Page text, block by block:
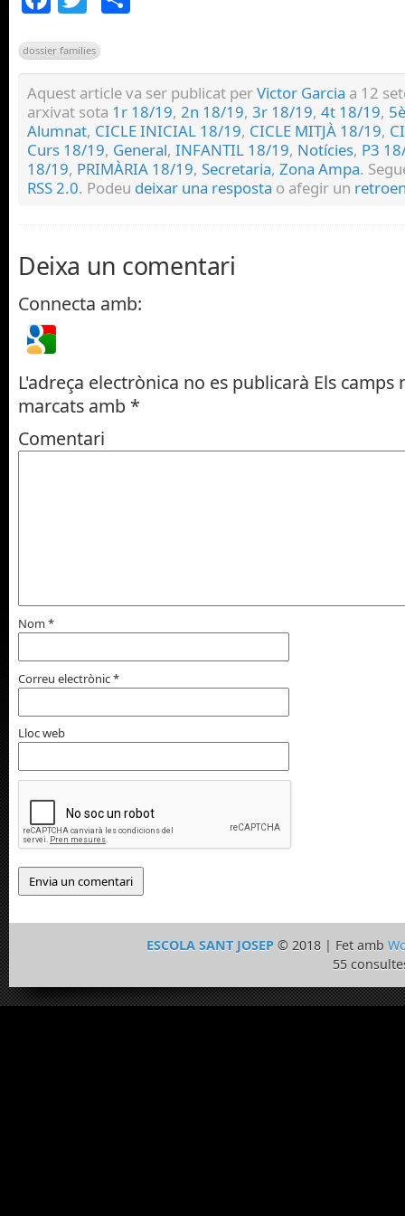
dossier families
Aquest article va ser publicat perVictor Garcia a 12
arxivat sota 1r 18/19, 2n 18/19, 3r 18/19, 4t 18/19,
Alumnat, CICLE INICIAL 18/19, CICLE MITJÀ 18/19,
Curs 18/19, General, INFANTIL 18/19, Notícies, P3
18/19, PRIMÀRIA 18/19, Secretaria, Zona Ampa.
RSS 2.0. Podeu deixar una resposta o afegir un
Deixa un comentari
Connecta amb:
L'adreça electrònica no es publicarà Els camps
marcats amb *
Comentari
Nom *
Correu electrònic*
Lloc web
ESCOLA SANT JOSEP© 2018 | Fet amb
55